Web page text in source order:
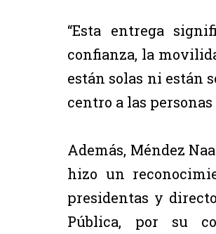
“Esta entrega
confianza, la
están solas ni están
centro a las
Además, Méndez
hizo un
presidentas y
Pública, por su